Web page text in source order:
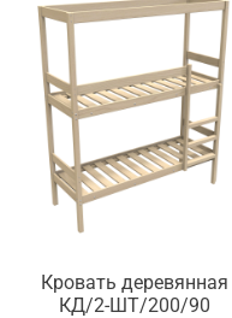
Кровать деревянная
КД/2-ШТ/200/90